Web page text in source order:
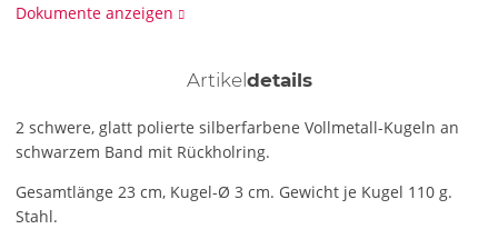
Dokumente anzeigen
Artikeldetails
2 schwere, glatt polierte silberfarbene Vollmetall-Kugeln an
schwarzem Band mit Rückholring.
Gesamtlänge 23 cm, Kugel-Ø 3 cm. Gewicht je Kugel 110 g.
Stahl.